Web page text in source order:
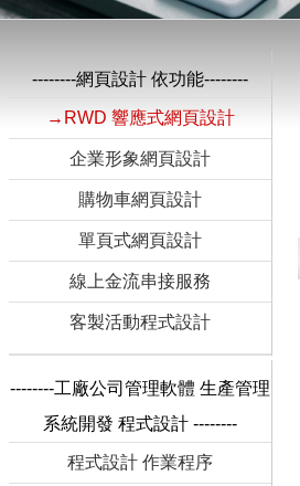
--------網頁設計 依功能--------
→RWD 響應式網頁設計
企業形象網頁設計
購物車網頁設計
單頁式網頁設計
線上金流串接服務
客製活動程式設計
--------工廠公司管理軟體 生產管理
系統開發 程式設計 --------
程式設計 作業程序